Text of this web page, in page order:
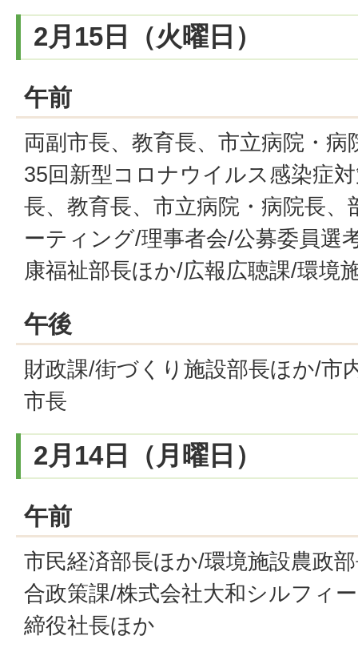
2月15日（火曜日）
午前
両副市長、教育長、市立病院・
35回新型コロナウイルス感染症
長、教育長、市立病院・病院長
ーティング/理事者会/公募委員選
康福祉部長ほか/広報広聴課/環境
午後
財政課/街づくり施設部長ほか/市
市長
2月14日（月曜日）
午前
市民経済部長ほか/環境施設農政
合政策課/株式会社大和シルフィ
締役社長ほか